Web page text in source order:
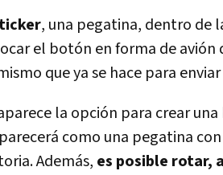
, una pegatina, dentro de
el botón en forma de
que ya se hace para
la opción para crear
como una pegatina
Además, es posible rotar,